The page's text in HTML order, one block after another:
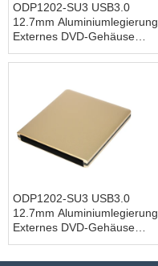
ODP1202-SU3 USB3.0
12.7mm Aluminiumlegierung
Externes DVD-Gehäuse
(Siver)
ODP1202-SU3 USB3.0
12.7mm Aluminiumlegierung
Externes DVD-Gehäuse
(Gold)